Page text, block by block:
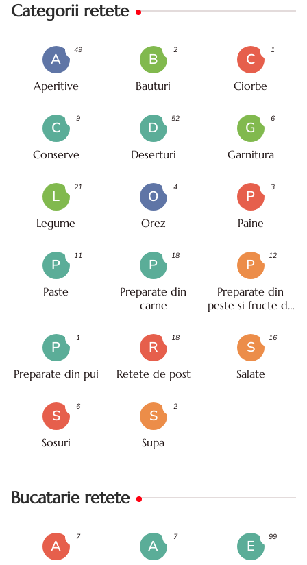
Categorii retete
A
Aperitive
49
B
Bauturi
2
C
Ciorbe
1
C
Conserve
9
D
Deserturi
52
G
Garnitura
6
L
Legume
21
O
Orez
4
P
Paine
3
P
Paste
11
P
Preparate din
carne
18
P
Preparate din
peste si fructe de
12
P
Preparate din pui
1
R
Retete de post
18
S
Salate
16
S
Sosuri
6
S
Supa
2
Bucatarie retete
A
7
A
7
E
99